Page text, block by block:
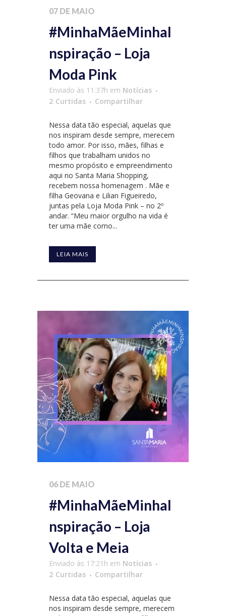
07 DE MAIO
#MinhaMãeMinhaI
nspiração – Loja
Moda Pink
Enviado às 11:37h em Notícias
2 Curtidas Compartilhar
Nessa data tão especial, aquelas que
nos inspiram desde sempre, merecem
todo amor. Por isso, mães, filhas e
filhos que trabalham unidos no
mesmo propósito e empreendimento
aqui no Santa Maria Shopping,
recebem nossa homenagem . Mãe e
filha Geovana e Lilian Figueiredo,
juntas pela Loja Moda Pink – no 2º
andar. “Meu maior orgulho na vida é
ter uma mãe como...
LEIA MAIS
06 DE MAIO
#MinhaMãeMinhaI
nspiração – Loja
Volta e Meia
Enviado às 17:21h em Notícias
2 Curtidas Compartilhar
Nessa data tão especial, aquelas que
nos inspiram desde sempre, merecem